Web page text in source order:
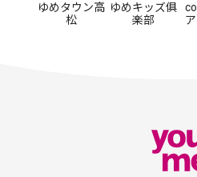
ゆめタウン高
松
ゆめキッズ俱
楽部